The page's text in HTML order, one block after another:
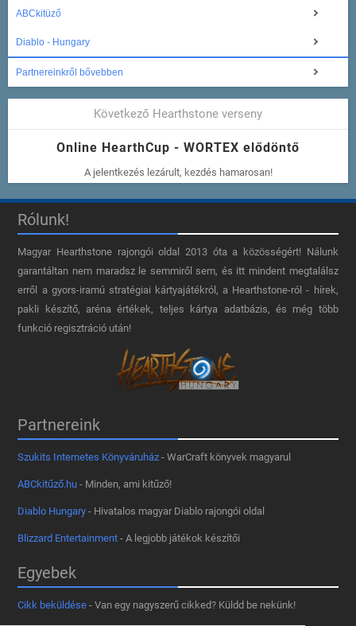
ABCkitüző
Diablo - Hungary
Partnereinkről bővebben
Következő Hearthstone verseny
Online HearthCup - WORTEX elődöntő
A jelentkezés lezárult, kezdés hamarosan!
Rólunk!
Magyar Hearthstone​ rajongói oldal 2013 óta a közösségért! Nálunk
garantáltan nem maradsz le semmiről sem, és itt mindent megtalálsz
erről a gyors-iramú stratégiai kártyajátékról, a Hearthstone-ról - hírek,
pakli készítő, aréna értékek, teljes kártya adatbázis, és még több
funkció regisztráció után!
Partnereink
Szukits Internetes Könyváruház - WarCraft könyvek magyarul
ABCkitűző.hu - Minden, ami kitűző!
Diablo Hungary - Hivatalos magyar Diablo rajongói oldal
Blizzard Entertainment - A legjobb játékok készítői
Egyebek
Cikk beküldése - Van egy nagyszerű cikked? Küldd be nekünk!